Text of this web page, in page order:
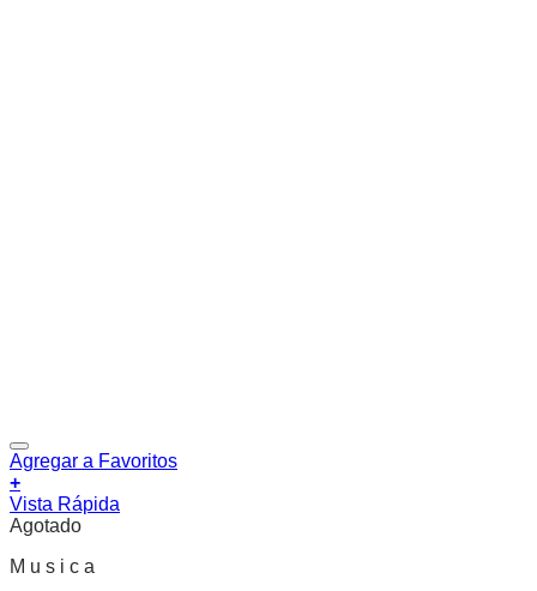
Agregar a Favoritos
+
Vista Rápida
Agotado
M u s i c a